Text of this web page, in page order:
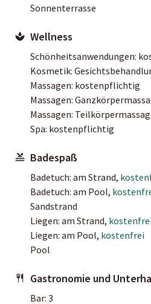
Sonnenterrasse
Wellness
Schönheitsanwendungen:
Kosmetik:
Massagen: kostenpflichtig
Massagen:
Massagen:
Spa: kostenpflichtig
Badespaß
Badetuch: am Strand,
Badetuch: am Pool,
Sandstrand
Liegen: am Strand, kostenfrei
Liegen: am Pool, kostenfrei
Pool
Gastronomie und
Bar: 3